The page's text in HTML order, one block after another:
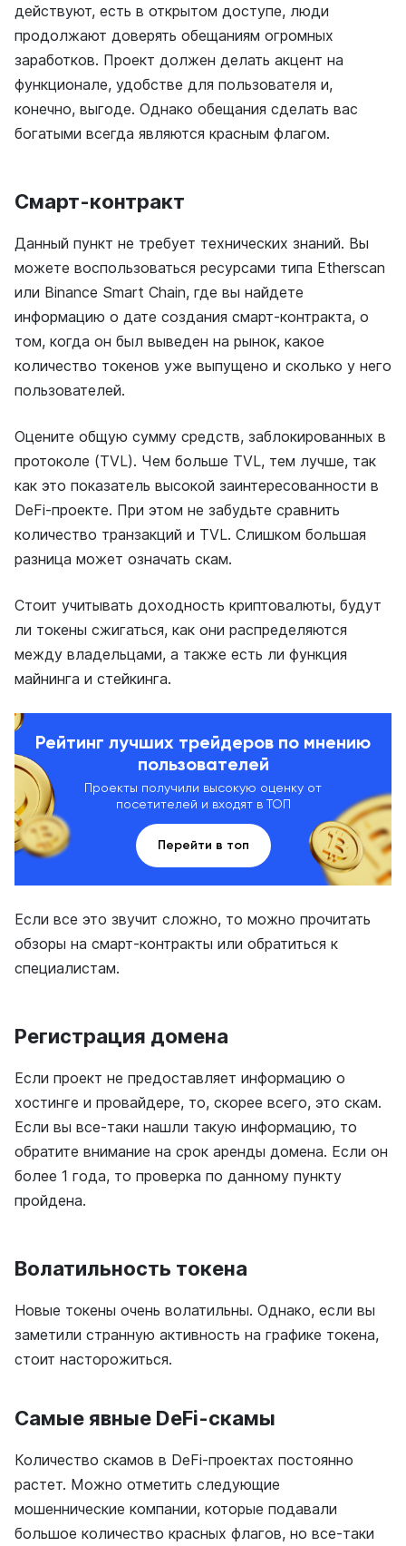
действуют, есть в открытом доступе, люди
продолжают доверять обещаниям огромных
заработков. Проект должен делать акцент на
функционале, удобстве для пользователя и,
конечно, выгоде. Однако обещания сделать вас
богатыми всегда являются красным флагом.
Смарт-контракт
Данный пункт не требует технических знаний. Вы
можете воспользоваться ресурсами типа Etherscan
или Binance Smart Chain, где вы найдете
информацию о дате создания смарт-контракта, о
том, когда он был выведен на рынок, какое
количество токенов уже выпущено и сколько у него
пользователей.
Оцените общую сумму средств, заблокированных в
протоколе (TVL). Чем больше TVL, тем лучше, так
как это показатель высокой заинтересованности в
DeFi-проекте. При этом не забудьте сравнить
количество транзакций и TVL. Слишком большая
разница может означать скам.
Стоит учитывать доходность криптовалюты, будут
ли токены сжигаться, как они распределяются
между владельцами, а также есть ли функция
майнинга и стейкинга.
Рейтинг лучших трейдеров по мнению
пользователей
Проекты получили высокую оценку от
посетителей и входят в ТОП
Перейти в топ
Если все это звучит сложно, то можно прочитать
обзоры на смарт-контракты или обратиться к
специалистам.
Регистрация домена
Если проект не предоставляет информацию о
хостинге и провайдере, то, скорее всего, это скам.
Если вы все-таки нашли такую информацию, то
обратите внимание на срок аренды домена. Если он
более 1 года, то проверка по данному пункту
пройдена.
Волатильность токена
Новые токены очень волатильны. Однако, если вы
заметили странную активность на графике токена,
стоит насторожиться.
Самые явные DeFi-скамы
Количество скамов в DeFi-проектах постоянно
растет. Можно отметить следующие
мошеннические компании, которые подавали
большое количество красных флагов, но все-таки